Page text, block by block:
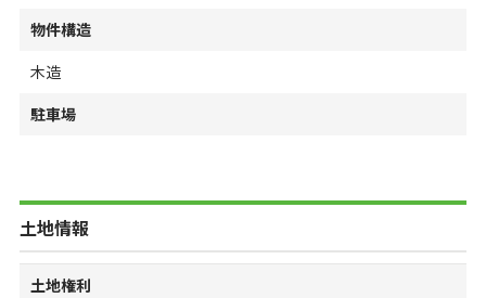
物件構造
木造
駐車場
土地情報
土地権利